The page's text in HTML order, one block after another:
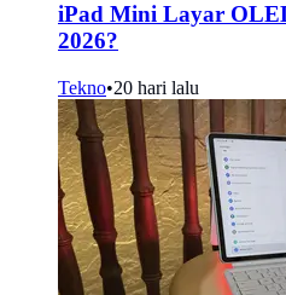
iPad Mini Layar
2026?
Tekno•20 hari lalu